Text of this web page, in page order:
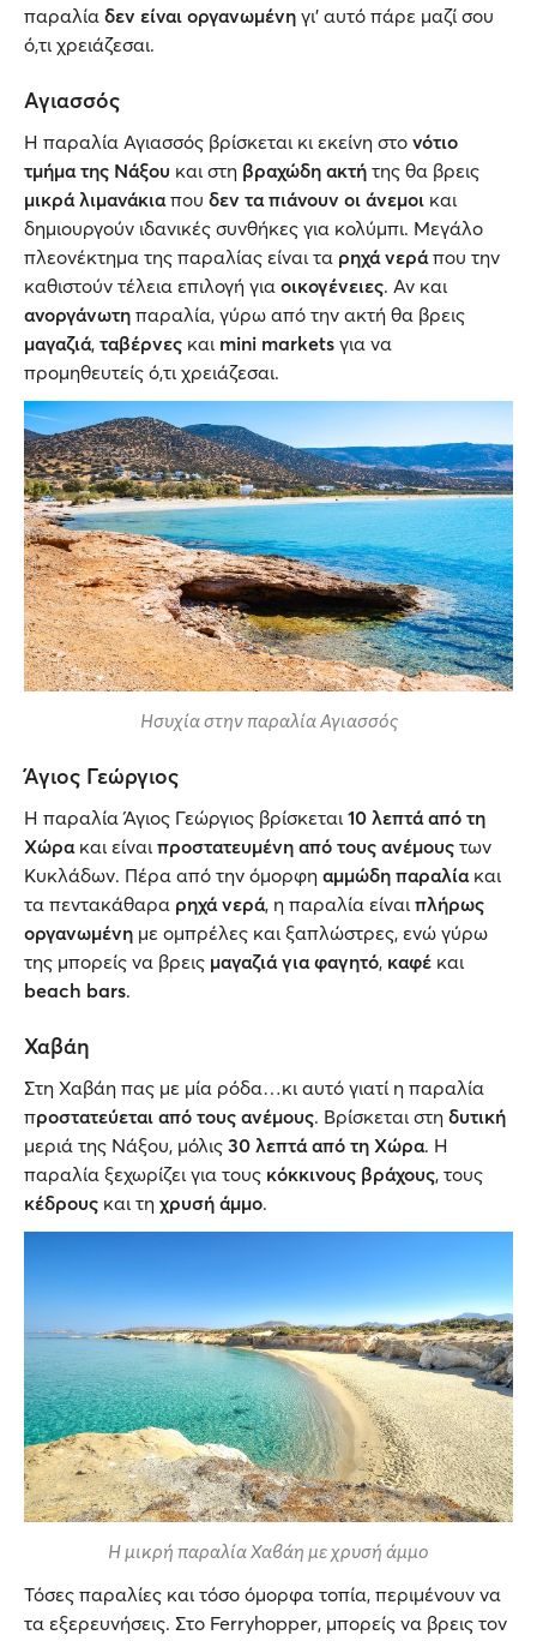
παραλία δεν είναι οργανωμένη γι’ αυτό πάρε μαζί σου
ό,τι χρειάζεσαι.
Αγιασσός
Η παραλία Αγιασσός βρίσκεται κι εκείνη στο νότιο
τμήμα της Νάξου και στη βραχώδη ακτή της θα βρεις
μικρά λιμανάκιαπου δεν τα πιάνουν οι άνεμοι και
δημιουργούν ιδανικές συνθήκες για κολύμπι. Μεγάλο
πλεονέκτημα της παραλίας είναι τα ρηχά νεράπου την
καθιστούν τέλεια επιλογή για οικογένειες. Αν και
ανοργάνωτη παραλία, γύρω από την ακτή θα βρεις
μαγαζιά, ταβέρνες και mini markets για να
προμηθευτείς ό,τι χρειάζεσαι.
Ησυχία στην παραλία Αγιασσός
Άγιος Γεώργιος
Η παραλία Άγιος Γεώργιος βρίσκεται 10 λεπτά από τη
Χώρα και είναι προστατευμένη από τους ανέμους των
Κυκλάδων. Πέρα από την όμορφη αμμώδη παραλία και
τα πεντακάθαρα ρηχά νερά, η παραλία είναι πλήρως
οργανωμένη με ομπρέλες και ξαπλώστρες, ενώ γύρω
της μπορείς να βρεις μαγαζιά για φαγητό, καφέ και
beach bars.
Χαβάη
Στη Χαβάη πας με μία ρόδα…κι αυτό γιατί η παραλία
προστατεύεται από τους ανέμους. Βρίσκεται στη δυτική
μεριά της Νάξου, μόλις 30 λεπτά από τη Χώρα. Η
παραλία ξεχωρίζει για τους κόκκινους βράχους, τους
κέδρους και τη χρυσή άμμο.
Η μικρή παραλία Χαβάη με χρυσή άμμο
Τόσες παραλίες και τόσο όμορφα τοπία, περιμένουν να
τα εξερευνήσεις. Στο Ferryhopper, μπορείς να βρεις τον